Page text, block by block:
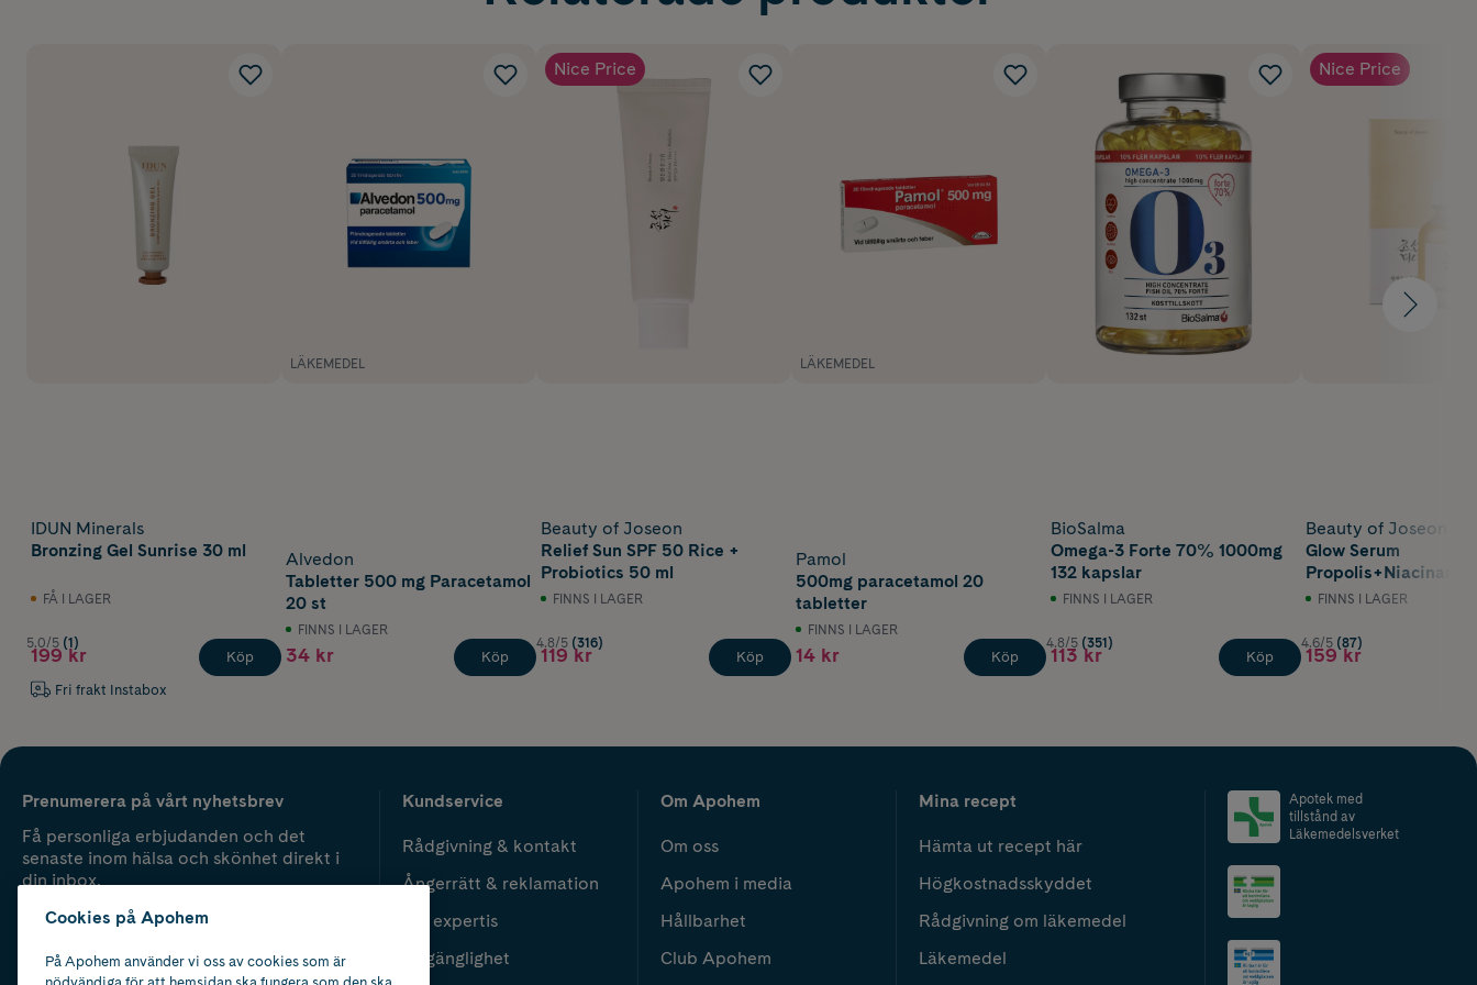
IDUN Minerals
Bronzing Gel Sunrise 30 ml
FÅ I LAGER
5.0/5 (1)
199 kr
Fri frakt Instabox
Köp
LÄKEMEDEL
Alvedon
Tabletter 500 mg Paracetamol
20 st
FINNS I LAGER
34 kr Köp
Nice Price
Beauty of Joseon
Relief Sun SPF 50 Rice +
Probiotics 50 ml
FINNS I LAGER
4.8/5 (316)
119 kr Köp
LÄKEMEDEL
Pamol
500mg paracetamol 20
tabletter
FINNS I LAGER
14 kr Köp
BioSalma
Omega-3 Forte 70% 1000mg
132 kapslar
FINNS I LAGER
4.8/5 (351)
113 kr Köp
Nice Price
Beauty of Joseon
Glow Serum
FINNS I LAGER
4.6/5 (87)
159 kr
Prenumerera på vårt nyhetsbrev
Få personliga erbjudanden och det
senaste inom hälsa och skönhet direkt i
din inbox.
Kundservice
Rådgivning & kontakt
Ångerrätt & reklamation
Vår expertis
Tillgänglighet
Om Apohem
Om oss
Apohem i media
Hållbarhet
Club Apohem
Mina recept
Hämta ut recept här
Högkostnadsskyddet
Rådgivning om läkemedel
Läkemedel
Apotek med
tillstånd av
Läkemedelsverket
Cookies på Apohem
På Apohem använder vi oss av cookies som är